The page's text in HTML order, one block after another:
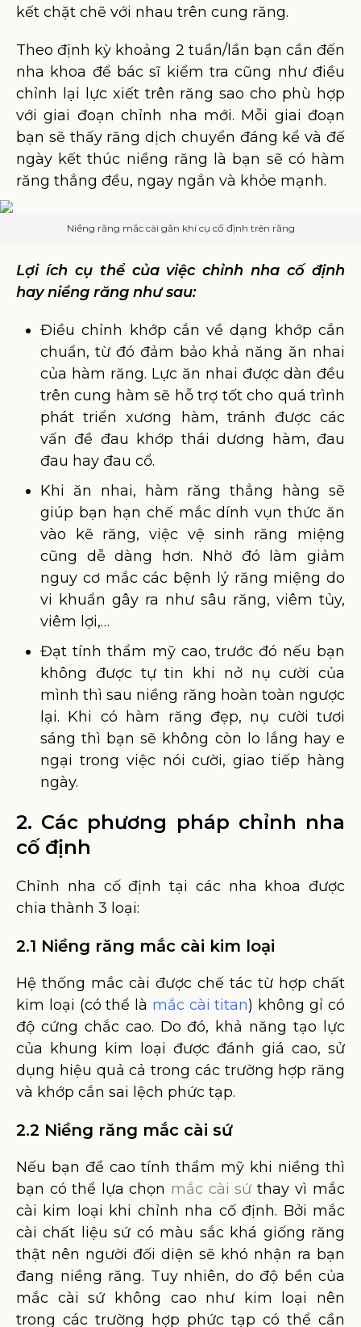
kết chặt chẽ với nhau trên cung răng.
Theo định kỳ khoảng 2 tuần/lần bạn cần đến
nha khoa để bác sĩ kiểm tra cũng như điều
chỉnh lại lực xiết trên răng sao cho phù hợp
với giai đoạn chỉnh nha mới. Mỗi giai đoạn
bạn sẽ thấy răng dịch chuyển đáng kể và đế
ngày kết thúc niềng răng là bạn sẽ có hàm
răng thẳng đều, ngay ngắn và khỏe mạnh.
Niềng răng mắc cài gắn khí cụ cố định trên răng
Lợi ích cụ thể của việc chỉnh nha cố định
hay niềng răng như sau:
Điều chỉnh khớp cắn về dạng khớp cắn
chuẩn, từ đó đảm bảo khả năng ăn nhai
của hàm răng. Lực ăn nhai được dàn đều
trên cung hàm sẽ hỗ trợ tốt cho quá trình
phát triển xương hàm, tránh được các
vấn đề đau khớp thái dương hàm, đau
đau hay đau cổ.
Khi ăn nhai, hàm răng thẳng hàng sẽ
giúp bạn hạn chế mắc dính vụn thức ăn
vào kẽ răng, việc vệ sinh răng miệng
cũng dễ dàng hơn. Nhờ đó làm giảm
nguy cơ mắc các bệnh lý răng miệng do
vi khuẩn gây ra như sâu răng, viêm tủy,
viêm lợi,…
Đạt tính thẩm mỹ cao, trước đó nếu bạn
không được tự tin khi nở nụ cười của
mình thì sau niềng răng hoàn toàn ngược
lại. Khi có hàm răng đẹp, nụ cười tươi
sáng thì bạn sẽ không còn lo lắng hay e
ngại trong việc nói cười, giao tiếp hàng
ngày.
2. Các phương pháp chỉnh nha
cố định
Chỉnh nha cố định tại các nha khoa được
chia thành 3 loại:
2.1 Niềng răng mắc cài kim loại
Hệ thống mắc cài được chế tác từ hợp chất
kim loại (có thể là mắc cài titan) không gỉ có
độ cứng chắc cao. Do đó, khả năng tạo lực
của khung kim loại được đánh giá cao, sử
dụng hiệu quả cả trong các trường hợp răng
và khớp cắn sai lệch phức tạp.
2.2 Niềng răng mắc cài sứ
Nếu bạn đề cao tính thẩm mỹ khi niềng thì
bạn có thể lựa chọn mắc cài sứ thay vì mắc
cài kim loại khi chỉnh nha cố định. Bởi mắc
cài chất liệu sứ có màu sắc khá giống răng
thật nên người đối diện sẽ khó nhận ra bạn
đang niềng răng. Tuy nhiên, do độ bền của
mắc cài sứ không cao như kim loại nên
trong các trường hợp phức tạp có thể cần